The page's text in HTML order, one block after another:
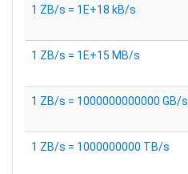
1 ZB/s = 1E+18 kB/s
1 ZB/s = 1E+15 MB/s
1 ZB/s = 1000000000000 GB/s
1 ZB/s = 1000000000 TB/s